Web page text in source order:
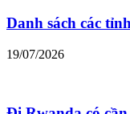
Danh sách các
19/07/2026